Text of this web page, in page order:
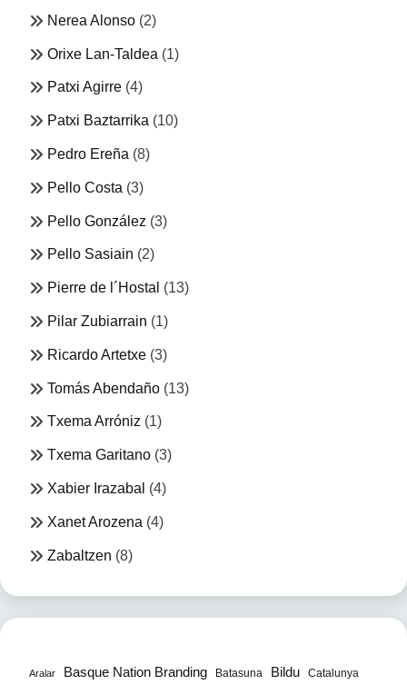
Nerea Alonso (2)
Orixe Lan-Taldea (1)
Patxi Agirre (4)
Patxi Baztarrika (10)
Pedro Ereña (8)
Pello Costa (3)
Pello González (3)
Pello Sasiain (2)
Pierre de l´Hostal (13)
Pilar Zubiarrain (1)
Ricardo Artetxe (3)
Tomás Abendaño (13)
Txema Arróniz (1)
Txema Garitano (3)
Xabier Irazabal (4)
Xanet Arozena (4)
Zabaltzen (8)
Aralar Basque Nation Branding Batasuna Bildu Catalunya